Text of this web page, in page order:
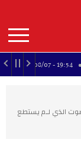
contenu
principal
MAIN
NAVIGATION
الصوت الذي لـم يستطع